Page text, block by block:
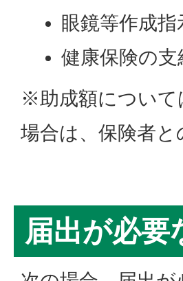
眼鏡等作成
健康保険の
※助成額について
場合は、保険者
届出が必要